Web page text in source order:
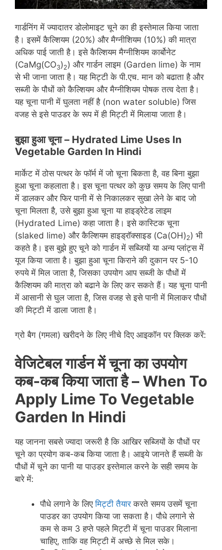
गार्डनिंग में ज्यादातर डोलोमाइट चूने का ही इस्तेमाल किया जाता
है। इसमें कैल्शियम (20%) और मैग्नीशियम (10%) की मात्रा
अधिक पाई जाती है। इसे कैल्शियम मैग्नीशियम कार्बोनेट
(CaMg(CO3)2) और गार्डन लाइम (Garden lime) के नाम
से भी जाना जाता है। यह मिट्टी के पी.एच. मान को बढाता है और
सब्जी के पौधों को कैल्शियम और मैग्नीशियम पोषक तत्व देता है।
यह चूना पानी में घुलता नहीं है (non water soluble) जिस
वजह से इसे पाउडर के रूप में ही मिट्टी में मिलाया जाता है।
बुझा हुआ चूना– Hydrated Lime Uses In
Vegetable Garden In Hindi
मार्केट में ठोस पत्थर के फॉर्म में जो चूना बिकता है, वह बिना बुझा
हुआ चूना कहलाता है। इस चूना पत्थर को कुछ समय के लिए पानी
में डालकर और फिर पानी में से निकालकर सुखा लेने के बाद जो
चूना मिलता है, उसे बुझा हुआ चूना या हाइड्रेटेड लाइम
(Hydrated Lime) कहा जाता है। इसे कास्टिक चूना
(slaked lime) और कैल्शियम हाइड्रॉक्साइड (Ca(OH)2) भी
कहते है। इस बुझे हुए चूने को गार्डन में सब्जियों या अन्य प्लांट्स में
यूज किया जाता है। बुझा हुआ चूना किराने की दुकान पर 5-10
रुपये में मिल जाता है, जिसका उपयोग आप सब्जी के पौधों में
कैल्शियम की मात्रा को बढाने के लिए कर सकते हैं। यह चूना पानी
में आसानी से घुल जाता है, जिस वजह से इसे पानी में मिलाकर पौधों
की मिट्टी में डाला जाता है।
ग्रो बैग (गमला) खरीदने के लिए नीचे दिए आइकॉन पर क्लिक करें:
वेजिटेबल गार्डन में चूना का उपयोग
कब-कब किया जाता है –When To
Apply Lime To Vegetable
Garden In Hindi
यह जानना सबसे ज्यादा जरूरी है कि आखिर सब्जियों के पौधों पर
चूने का प्रयोग कब-कब किया जाता है। आइये जानते हैं सब्जी के
पौधों में चूने का पानी या पाउडर इस्तेमाल करने के सही समय के
बारे में:
पौधे लगाने के लिएमिट्टी तैयारकरते समय उसमें चूना
पाउडर का उपयोग किया जा सकता है। पौधे लगाने से
कम से कम 3 हप्ते पहले मिट्टी में चूना पाउडर मिलाना
चाहिए, ताकि वह मिट्टी में अच्छे से मिल सके।